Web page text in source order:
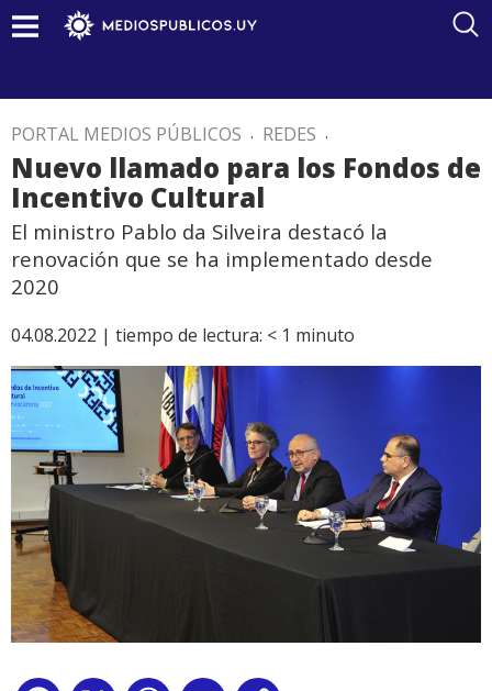
PORTAL MEDIOS PÚBLICOS . REDES .
Nuevo llamado para los Fondos de
Incentivo Cultural
El ministro Pablo da Silveira destacó la
renovación que se ha implementado desde
2020
04.08.2022 | tiempo de lectura: < 1 minuto